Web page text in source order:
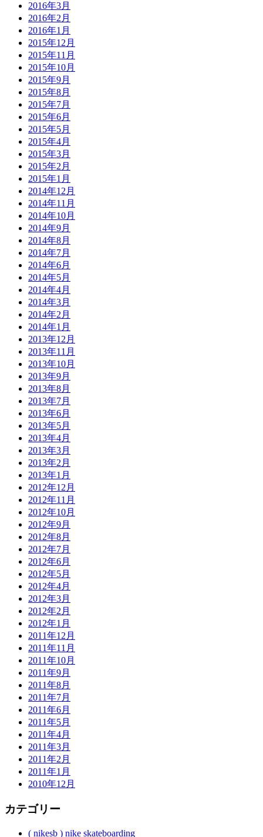
2016年3月
2016年2月
2016年1月
2015年12月
2015年11月
2015年10月
2015年9月
2015年8月
2015年7月
2015年6月
2015年5月
2015年4月
2015年3月
2015年2月
2015年1月
2014年12月
2014年11月
2014年10月
2014年9月
2014年8月
2014年7月
2014年6月
2014年5月
2014年4月
2014年3月
2014年2月
2014年1月
2013年12月
2013年11月
2013年10月
2013年9月
2013年8月
2013年7月
2013年6月
2013年5月
2013年4月
2013年3月
2013年2月
2013年1月
2012年12月
2012年11月
2012年10月
2012年9月
2012年8月
2012年7月
2012年6月
2012年5月
2012年4月
2012年3月
2012年2月
2012年1月
2011年12月
2011年11月
2011年10月
2011年9月
2011年8月
2011年7月
2011年6月
2011年5月
2011年4月
2011年3月
2011年2月
2011年1月
2010年12月
カテゴリー
( nikesb ) nike skateboarding